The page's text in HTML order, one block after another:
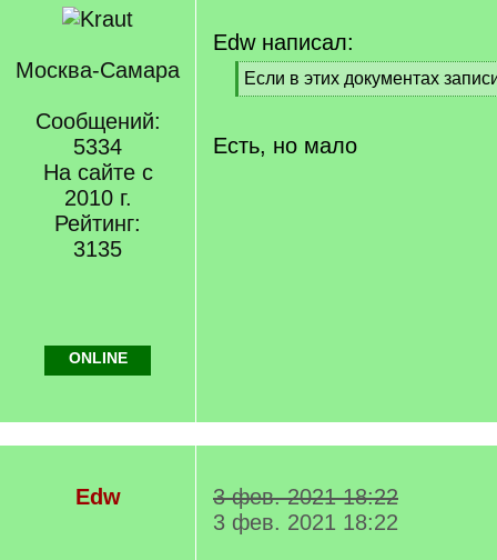
Москва-Самара
Сообщений:
5334
На сайте с
2010 г.
Рейтинг:
3135
Edw написал:
[
q
Если в этих документах
[
q
]
Есть, но мало
ONLINE
Edw
3 фев. 2021 18:22
3 фев. 2021 18:22